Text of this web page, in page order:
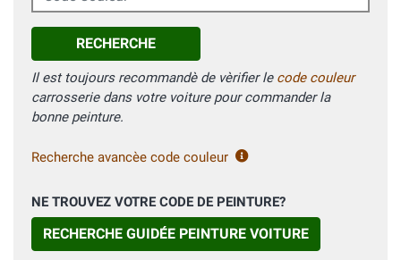
RECHERCHE
Il est toujours recommandè de vèrifier le code couleur
carrosserie dans votre voiture pour commander la
bonne peinture.
Recherche avancèe code couleur
NE TROUVEZ VOTRE CODE DE PEINTURE?
RECHERCHE GUIDÉE PEINTURE VOITURE